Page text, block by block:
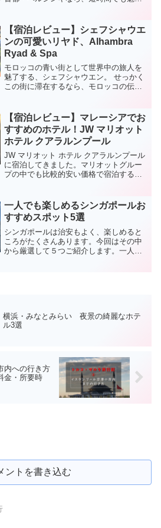
コースをご紹介します。ヘルシンキのハ
イライトを網羅した、充実...
【宿泊レビュー】シェフシャウエ
ンの可愛いリヤド、Alhambra
Ryad & Spa
モロッコの青い街として世界中の旅人を
魅了する、シェフシャウエン。 せっかく
この街に滞在するなら、モロッコの伝統
い！リヤドとは、かつての邸宅をリノベ
ーションした宿泊施...
【宿泊レビュー】マレーシアでお
すすめのホテル！JW マリオット
ホテル クアラルンプール
JW マリオット ホテル クアラルンプール
に宿泊してきました。マリオットグルー
プの中でも比較的安い価格で宿泊するこ
ンプールの中心部ブキッビンタン地区に
あり、ペトロナ...
一人でも楽しめるシンガポールお
すすめスポット5選
シンガポールは治安もよく、楽しめると
ころがたくさんあります。今回はその中
から厳選して５つご紹介します。一人で
横浜・みなとみらい 夜景の綺麗なホテ
ル3選
内への行き方
金・所要時
ントを書き込む